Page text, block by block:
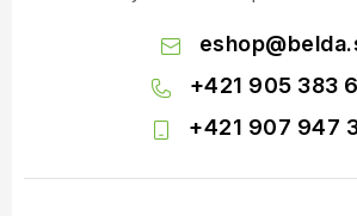
eshop@
+421 905 383
+421 907 947